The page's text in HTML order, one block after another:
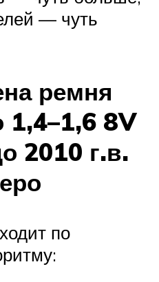
— чуть
ремня
1,4–1,6 8V
2010 г.в.
по